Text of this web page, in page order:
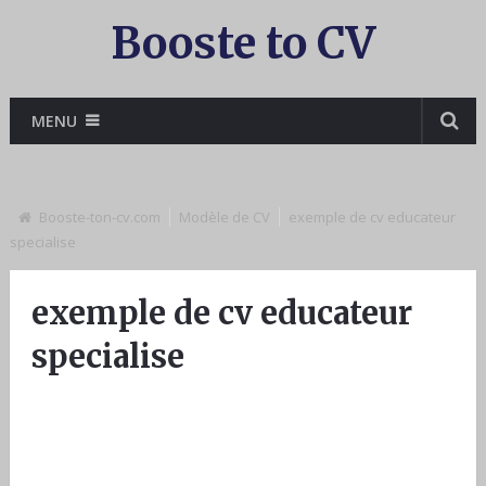
Booste to CV
MENU
Booste-ton-cv.com Modèle de CV
exemple de cv educateur
specialise
exemple de cv educateur
specialise